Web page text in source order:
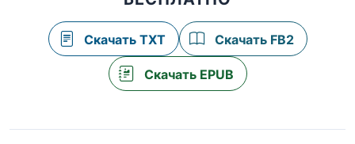
Скачать TXT Скачать FB2
Скачать EPUB